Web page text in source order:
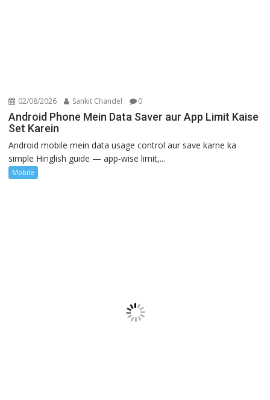
02/08/2026 Sankit Chandel 0
Android Phone Mein Data Saver aur App Limit Kaise
Set Karein
Android mobile mein data usage control aur save karne ka
simple Hinglish guide — app-wise limit,...
Mobile